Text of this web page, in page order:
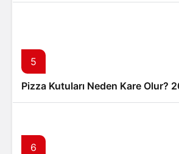
5
Pizza Kutuları Neden Kare Olur?
6